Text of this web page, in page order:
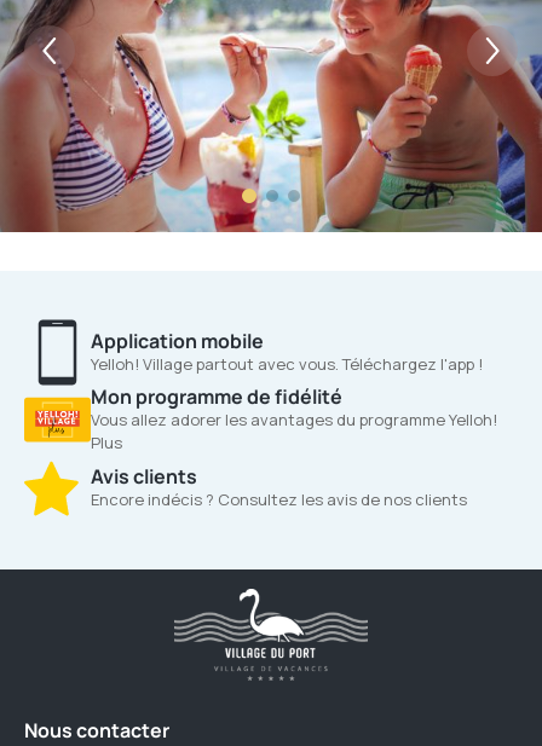
Application mobile
Yelloh! Village partout avec vous. Téléchargez l'app !
Mon programme de fidélité
Vous allez adorer les avantages du programme Yelloh!
Plus
Avis clients
Encore indécis ? Consultez les avis de nos clients
Nous contacter